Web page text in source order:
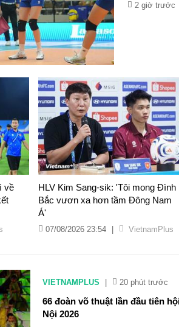
2 giờ trước
về
HLV Kim Sang-sik: 'Tôi mong Đình
Bắc vươn xa hơn tầm Đông Nam
Á'
07/08/2026 23:54 VietnamPlus
VIETNAMPLUS 20 phút trước
66 đoàn võ thuật lần đầu tiên
Nội 2026